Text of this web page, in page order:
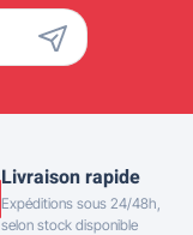
Livraison rapide
Expéditions sous 24/48h,
selon stock disponible